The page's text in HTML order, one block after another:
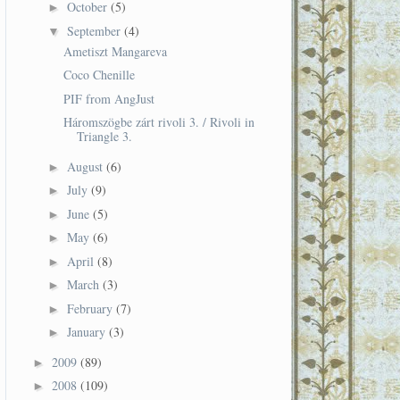
► October (5)
▼ September (4)
Ametiszt Mangareva
Coco Chenille
PIF from AngJust
Háromszögbe zárt rivoli 3. / Rivoli in
Triangle 3.
► August (6)
► July (9)
► June (5)
► May (6)
► April (8)
► March (3)
► February (7)
► January (3)
► 2009 (89)
► 2008 (109)